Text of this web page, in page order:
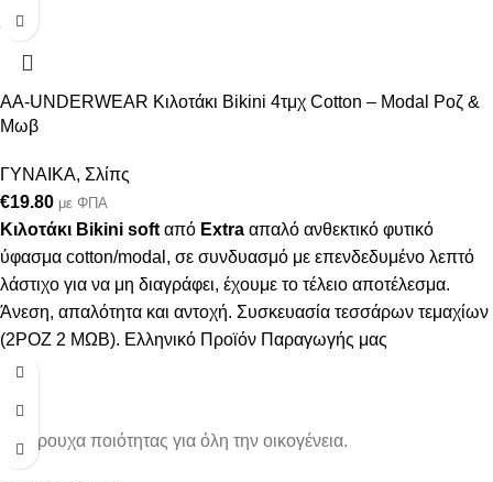
XXL
AA-UNDERWEAR Κιλοτάκι Bikini 4τμχ Cotton – Modal Ροζ &
Μωβ
ΓΥΝΑΙΚΑ, Σλίπς
€19.80 με ΦΠΑ
Κιλοτάκι Bikini soft από Extra απαλό ανθεκτικό φυτικό
ύφασμα cotton/modal, σε συνδυασμό με επενδεδυμένο λεπτό
λάστιχο για να μη διαγράφει, έχουμε το τέλειο αποτέλεσμα.
Άνεση, απαλότητα και αντοχή. Συσκευασία τεσσάρων τεμαχίων
(2ΡΟΖ 2 ΜΩΒ). Ελληνικό Προϊόν Παραγωγής μας
Εσώρουχα ποιότητας για όλη την οικογένεια.